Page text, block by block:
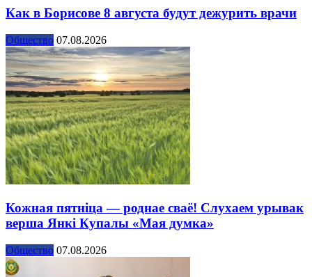
Как в Борисове 8 августа будут дежурить врачи
Общество 07.08.2026
Кожная пятніца — роднае сваё! Слухаем урывак
верша Янкі Купалы «Мая думка»
Общество 07.08.2026